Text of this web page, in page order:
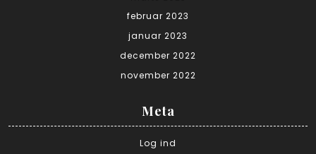
februar 2023
januar 2023
december 2022
november 2022
Meta
Log ind